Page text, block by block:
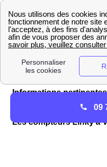
Quelques semaines plus
réponse avec une
accepter ou non ; si
travaux de
débutent.
Informations
Les compteurs Linky à
09